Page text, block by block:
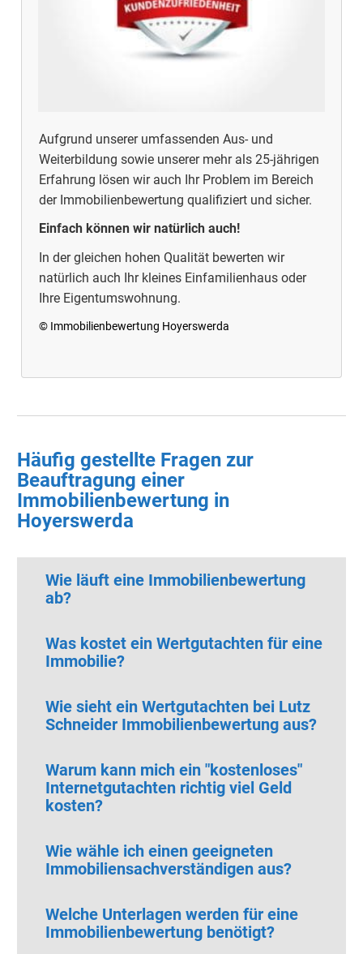
Aufgrund unserer umfassenden Aus- und
Weiterbildung sowie unserer mehr als 25-jährigen
Erfahrung lösen wir auch Ihr Problem im Bereich
der Immobilienbewertung qualifiziert und sicher.
Einfach können wir natürlich auch!
In der gleichen hohen Qualität bewerten wir
natürlich auch Ihr kleines Einfamilienhaus oder
Ihre Eigentumswohnung.
© Immobilienbewertung Hoyerswerda
Häufig gestellte Fragen zur
Beauftragung einer
Immobilienbewertung in
Hoyerswerda
Wie läuft eine Immobilienbewertung
ab?
Was kostet ein Wertgutachten für eine
Immobilie?
Wie sieht ein Wertgutachten bei Lutz
Schneider Immobilienbewertung aus?
Warum kann mich ein "kostenloses"
Internetgutachten richtig viel Geld
kosten?
Wie wähle ich einen geeigneten
Immobiliensachverständigen aus?
Welche Unterlagen werden für eine
Immobilienbewertung benötigt?